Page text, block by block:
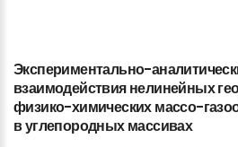
Экспериментально-
взаимодействиянелинейных
физико-химическихмассо-
вуглепородныхмассивах